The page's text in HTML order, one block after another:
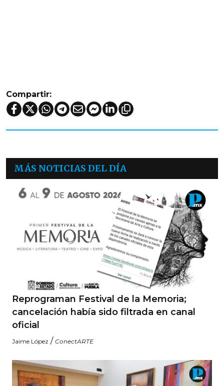
Compartir:
MÁS NOTICIAS DEL DÍA
Reprograman Festival de la Memoria;
cancelación había sido filtrada en canal
oficial
Jaime López / ConectARTE